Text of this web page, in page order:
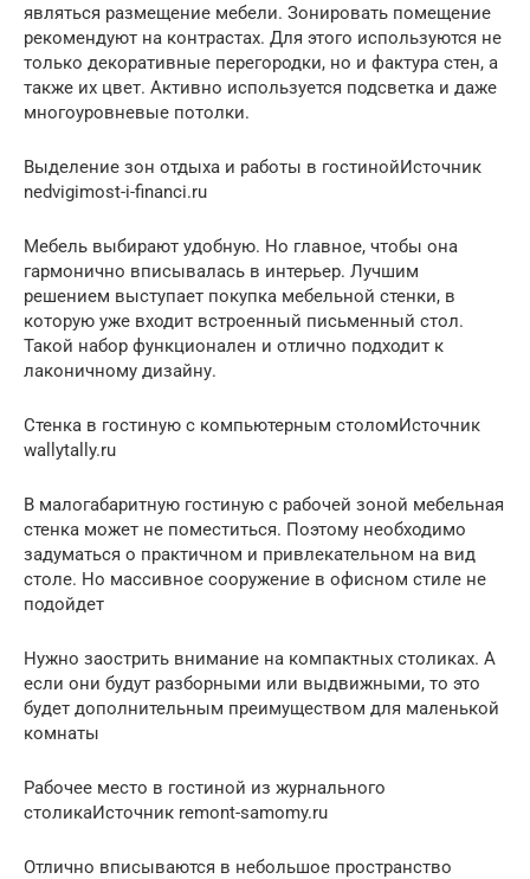
являться размещение мебели. Зонировать помещение
рекомендуют на контрастах. Для этого используются не
только декоративные перегородки, но и фактура стен, а
также их цвет. Активно используется подсветка и даже
многоуровневые потолки.
Выделение зон отдыха и работы в гостинойИсточник
nedvigimost-i-financi.ru
Мебель выбирают удобную. Но главное, чтобы она
гармонично вписывалась в интерьер. Лучшим
решением выступает покупка мебельной стенки, в
которую уже входит встроенный письменный стол.
Такой набор функционален и отлично подходит к
лаконичному дизайну.
Стенка в гостиную с компьютерным столомИсточник
wallytally.ru
В малогабаритную гостиную с рабочей зоной мебельная
стенка может не поместиться. Поэтому необходимо
задуматься о практичном и привлекательном на вид
столе. Но массивное сооружение в офисном стиле не
подойдет
Нужно заострить внимание на компактных столиках. А
если они будут разборными или выдвижными, то это
будет дополнительным преимуществом для маленькой
комнаты
Рабочее место в гостиной из журнального
столикаИсточник remont-samomy.ru
Отлично вписываются в небольшое пространство